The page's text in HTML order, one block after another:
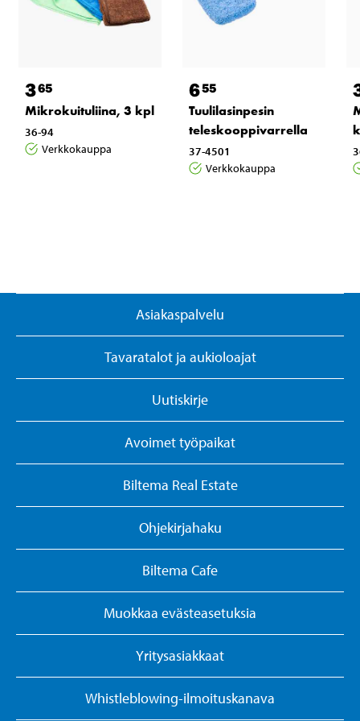
365
Mikrokuituliina, 3 kpl
36-94
Verkkokauppa
655
Tuulilasinpesin
teleskooppivarrella
37-4501
Verkkokauppa
Asiakaspalvelu
Tavaratalot ja aukioloajat
Uutiskirje
Avoimet työpaikat
Biltema Real Estate
Ohjekirjahaku
Biltema Cafe
Muokkaa evästeasetuksia
Yritysasiakkaat
Whistleblowing-ilmoituskanava